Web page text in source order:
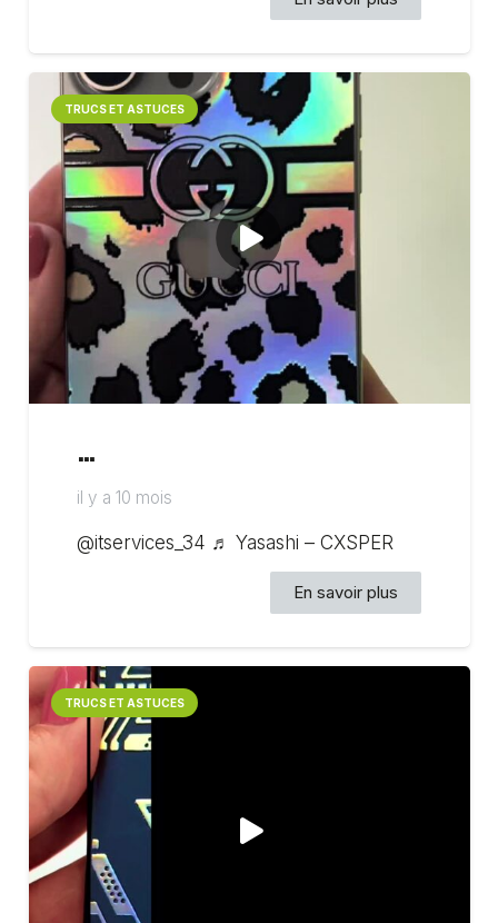
TRUCS ET ASTUCES
…
il y a 10 mois
@itservices_34 ♬ Yasashi – CXSPER
En savoir plus
TRUCS ET ASTUCES